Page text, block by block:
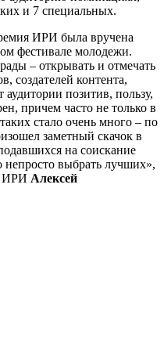
и 7 специальных.
ИРИ была вручена
фестивале молодежи.
– открывать и отмечать
создателей контента,
аудитории позитив, пользу,
причем часто не только в
стало очень много – по
заметный скачок в
на соискание
выбрать лучших»,
ИРИ Алексей